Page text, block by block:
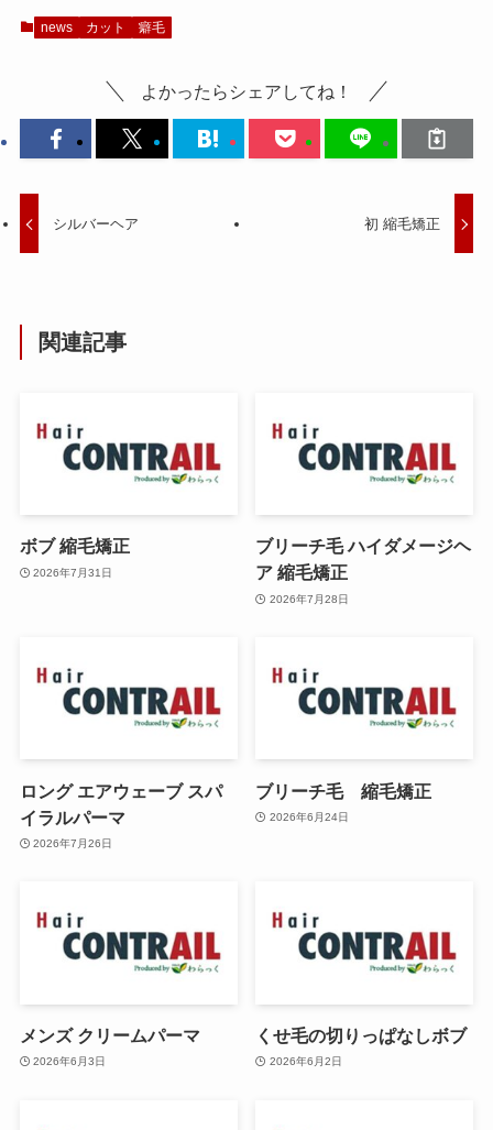
news カット 癖毛
よかったらシェアしてね！
シルバーヘア 初 縮毛矯正
関連記事
ボブ 縮毛矯正
2026年7月31日
ブリーチ毛 ハイダメージヘ
ア 縮毛矯正
2026年7月28日
ロング エアウェーブ スパ
イラルパーマ
2026年7月26日
ブリーチ毛 縮毛矯正
2026年6月24日
メンズ クリームパーマ
2026年6月3日
くせ毛の切りっぱなしボブ
2026年6月2日